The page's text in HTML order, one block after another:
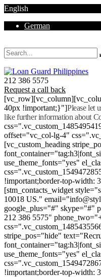
English
German
212 386 5575
Request a call back
40px !important;}"]Please let
like further information about
offset="vc_col-lg-4"
[vc_custom_heading
use_theme_fonts="yes"
!important;border-top-width:
[stm_contacts_widget
10018 US."
google_plus="#" skype="#"
212 386 5575"
stripe_pos="hide"
use_theme_fonts="yes"
!important;border-top-width: